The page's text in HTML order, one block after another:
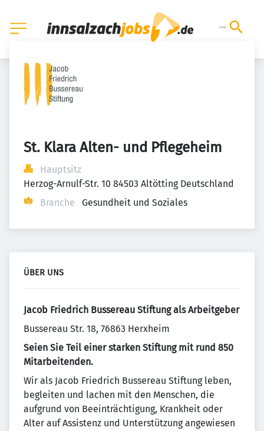
St. Klara Alten- und Pflegeheim
Hauptsitz
Herzog-Arnulf-Str. 10 84503 Altötting Deutschland
Branche
Gesundheit und Soziales
ÜBER UNS
Jacob Friedrich Bussereau Stiftung als Arbeitgeber
Bussereau Str. 18, 76863 Herxheim
Seien Sie Teil einer starken Stiftung mit rund 850
Mitarbeitenden.
Wir als Jacob Friedrich Bussereau Stiftung leben,
begleiten und lachen mit den Menschen, die
aufgrund von Beeinträchtigung, Krankheit oder
Alter auf Assistenz und Unterstützung angewiesen